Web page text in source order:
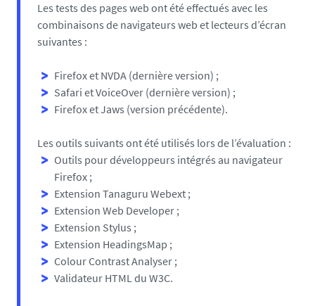
Les tests des pages web ont été effectués avec les
combinaisons de navigateurs web et lecteurs d’écran
suivantes :
Firefox et NVDA (dernière version) ;
Safari et VoiceOver (dernière version) ;
Firefox et Jaws (version précédente).
Les outils suivants ont été utilisés lors de l’évaluation :
Outils pour développeurs intégrés au navigateur
Firefox ;
Extension Tanaguru Webext ;
Extension Web Developer ;
Extension Stylus ;
Extension HeadingsMap ;
Colour Contrast Analyser ;
Validateur HTML du W3C.